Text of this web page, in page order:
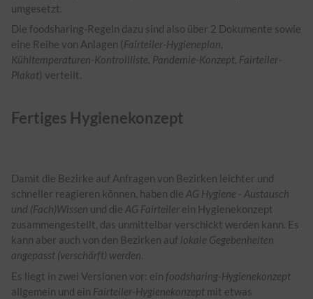
umgesetzt.
Die foodsharing-Regeln dazu sind also über 2 Dokumente sowie
eine Reihe von Anlagen (Fairteiler-Hygieneplan,
Kühltemperaturen-Kontrollliste, Pandemie-Konzept, Fairteiler-
Plakat) verteilt.
Fertiges Hygienekonzept
Damit die Bezirke auf Anfragen von Bezirken leichter und
schneller reagieren können, haben die AG Hygiene - Austausch
und (Fach)Wissen und die AG Fairteiler ein Hygienekonzept
zusammengestellt, das unmittelbar verschickt werden kann. Es
kann aber auch von den Bezirken auf lokale Gegebenheiten
angepasst (verschärft) werden.
Es liegt in zwei Versionen vor: ein foodsharing-Hygienekonzept
allgemein und ein Fairteiler-Hygienekonzept mit etwas